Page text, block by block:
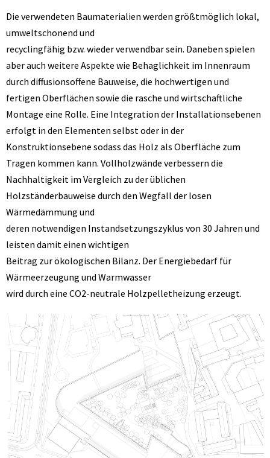
Die verwendeten Baumaterialien werden größtmöglich lokal,
umweltschonend und
recyclingfähig bzw. wieder verwendbar sein. Daneben spielen
aber auch weitere Aspekte wie Behaglichkeit im Innenraum
durch diffusionsoffene Bauweise, die hochwertigen und
fertigen Oberflächen sowie die rasche und wirtschaftliche
Montage eine Rolle. Eine Integration der Installationsebenen
erfolgt in den Elementen selbst oder in der
Konstruktionsebene sodass das Holz als Oberfläche zum
Tragen kommen kann. Vollholzwände verbessern die
Nachhaltigkeit im Vergleich zu der üblichen
Holzständerbauweise durch den Wegfall der losen
Wärmedämmung und
deren notwendigen Instandsetzungszyklus von 30 Jahren und
leisten damit einen wichtigen
Beitrag zur ökologischen Bilanz. Der Energiebedarf für
Wärmeerzeugung und Warmwasser
wird durch eine CO2-neutrale Holzpelletheizung erzeugt.